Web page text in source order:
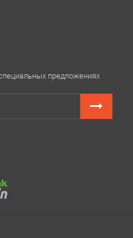
предложениях